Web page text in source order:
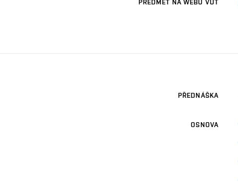
PŘEDMĚT NA WEBU VUT
PŘEDNÁŠKA
OSNOVA